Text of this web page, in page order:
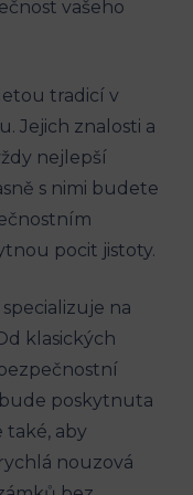
vašeho
tradicí v
Jejich znalosti a
nejlepší
s nimi budete
pocit jistoty.
na
klasických
poskytnuta
také, aby
nouzová